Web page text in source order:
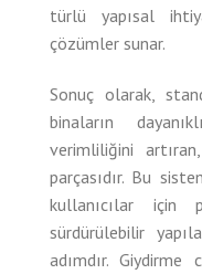
türlü yapısal
çözümler sunar.
Sonuç olarak,
binaların
verimliliğini
parçasıdır. Bu
kullanıcılar
sürdürülebilir
adımdır. Giydirme